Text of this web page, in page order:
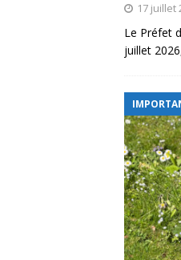
17 juillet
Le Préfet
juillet